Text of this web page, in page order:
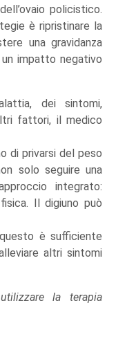
policistico.
è ripristinare la
una gravidanza
impatto negativo
dei sintomi,
fattori, il medico
di privarsi del peso
solo seguire una
integrato:
Il digiuno può
è sufficiente
altri sintomi
la terapia